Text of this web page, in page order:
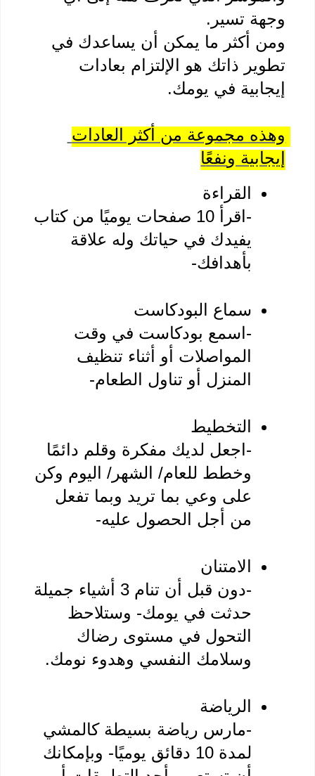
تسير.
ومن أكثر ما يمكن أن يساعدك في
تطوير ذاتك هو الإلتزام بعادات
في يومك.
وهذه مجموعة من أكثر العادات
ونفعًا
القراءة
-اقرأ 10 صفحات يوميًا من كتاب
يفيدك في حياتك وله علاقة
بأهدافك-
سماع البودكاست
-اسمع بودكاست في وقت
المواصلات أو أثناء تنظيف
المنزل أو تناول الطعام-
التخطيط
-اجعل لديك مفكرة وقلم دائمًا
وخطط للعام/ الشهر/ اليوم وكن
على وعي بما تريد وبما تفعل
الامتنان
-دون قبل أن تنام 3 أشياء جميلة
حدثت في يومك- وستلاحظ
الرياضة
-مارس رياضة بسيطة كالمشي
لمدة 10 دقائق يوميًا- وبإمكانك